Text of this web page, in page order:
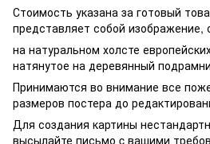
Стоимость указана за готовый
представляет собой изображение,
на натуральном холсте
натянутое на деревянный
Принимаются во внимание все
размеров постера до
Для создания картины
высылайте письмо c вашими